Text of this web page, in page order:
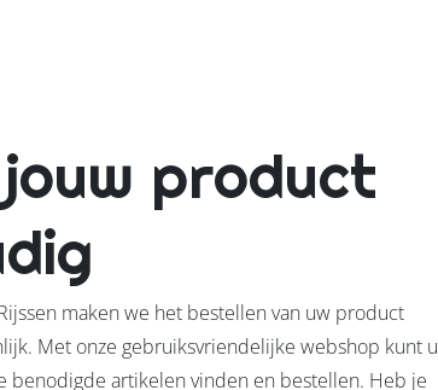
product
maken we het bestellen van uw product
Met onze gebruiksvriendelijke webshop kunt u
benodigde artikelen vinden en bestellen. Heb je